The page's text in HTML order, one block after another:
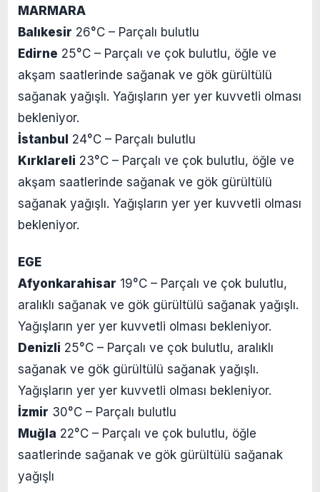
MARMARA
Balıkesir 26°C – Parçalı bulutlu
Edirne 25°C – Parçalı ve çok bulutlu, öğle ve
akşam saatlerinde sağanak ve gök gürültülü
sağanak yağışlı. Yağışların yer yer kuvvetli olması
bekleniyor.
İstanbul 24°C – Parçalı bulutlu
Kırklareli 23°C – Parçalı ve çok bulutlu, öğle ve
akşam saatlerinde sağanak ve gök gürültülü
sağanak yağışlı. Yağışların yer yer kuvvetli olması
bekleniyor.
EGE
Afyonkarahisar 19°C – Parçalı ve çok bulutlu,
aralıklı sağanak ve gök gürültülü sağanak yağışlı.
Yağışların yer yer kuvvetli olması bekleniyor.
Denizli 25°C – Parçalı ve çok bulutlu, aralıklı
sağanak ve gök gürültülü sağanak yağışlı.
Yağışların yer yer kuvvetli olması bekleniyor.
İzmir 30°C – Parçalı bulutlu
Muğla 22°C – Parçalı ve çok bulutlu, öğle
saatlerinde sağanak ve gök gürültülü sağanak
yağışlı